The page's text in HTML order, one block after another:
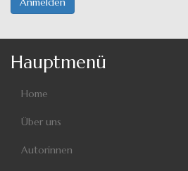
Hauptmenü
Home
Über uns
Autorinnen